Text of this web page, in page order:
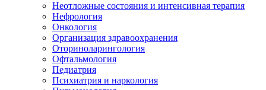
Неотложные состояния и интенсивная терапия
Нефрология
Онкология
Организация здравоохранения
Оториноларингология
Офтальмология
Педиатрия
Психиатрия и наркология